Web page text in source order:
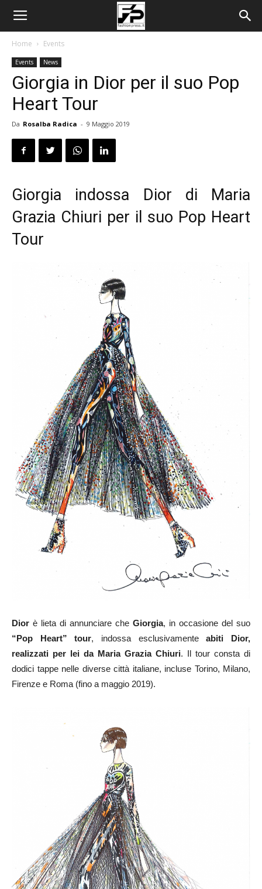
Home Events
Events News
Giorgia in Dior per il suo Pop
Heart Tour
Da Rosalba Radica - 9 Maggio 2019
Giorgia indossa Dior di Maria
Grazia Chiuri per il suo Pop Heart
Tour
Dior è lieta di annunciare che Giorgia, in occasione del suo
“Pop Heart” tour, indossa esclusivamenteabiti Dior,
realizzati per lei da Maria Grazia Chiuri. Il tour consta di
dodici tappe nelle diverse città italiane, incluse Torino, Milano,
Firenze e Roma (fino a maggio 2019).